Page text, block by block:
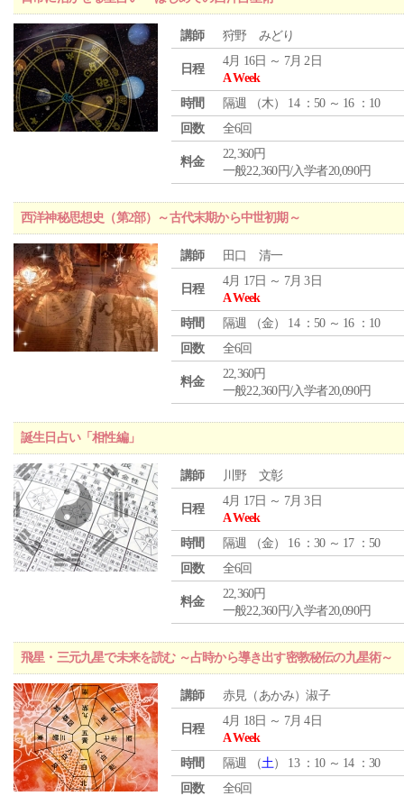
講師 狩野 みどり
日程
4月 16日 ～ 7月 2日
A Week
時間
隔週 （木） 14 ：50 ～ 16 ：10
回数
全6回
料金
22,360円
一般22,360円/入学者20,090円
西洋神秘思想史（第2部）～古代末期から中世初期～
講師 田口 清一
日程
4月 17日 ～ 7月 3日
A Week
時間
隔週 （金） 14 ：50 ～ 16 ：10
回数
全6回
料金
22,360円
一般22,360円/入学者20,090円
誕生日占い「相性編」
講師 川野 文彰
日程
4月 17日 ～ 7月 3日
A Week
時間
隔週 （金） 16 ：30 ～ 17 ：50
回数
全6回
料金
22,360円
一般22,360円/入学者20,090円
飛星・三元九星で未来を読む ～占時から導き出す密教秘伝の九星術～
講師 赤見（あかみ）淑子
日程
4月 18日 ～ 7月 4日
A Week
時間
隔週 （土） 13 ：10 ～ 14 ：30
回数
全6回